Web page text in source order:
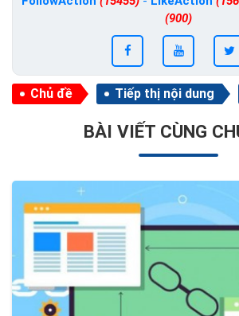
(900)
Chủ đề Tiếp thị nội dung
BÀI VIẾT CÙNG